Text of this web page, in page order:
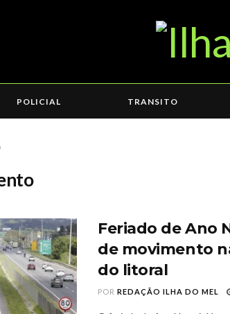
POLICIAL TRANSITO
Feriado de Ano
de movimento
do litoral
POR REDAÇÃO ILHA DO MEL